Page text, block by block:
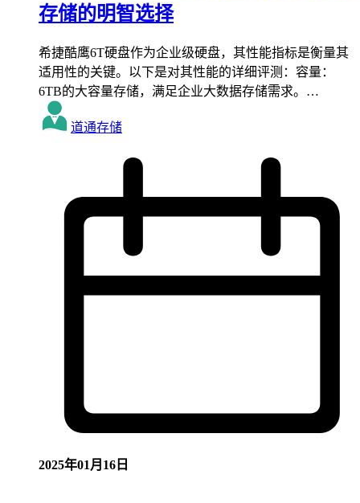
存储的明智选择
希捷酷鹰6T硬盘作为企业级硬盘，其性能指标是衡量其
适用性的关键。以下是对其性能的详细评测：容量：
6TB的大容量存储，满足企业大数据存储需求。…
道通存储
2025年01月16日